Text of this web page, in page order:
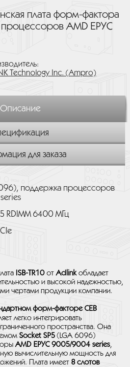
плата форм-фактора
AMD EPYC
Technology Inc. (Ampro)
Описание
для заказа
поддержка процессоров
RDIMM 6400 МГц
ISB-TR10 отAdlinkобладает
и высокой надежностью,
чертами продукции компании.
форм-факторе CEB
легко интегрировать
пространства. Она
Socket SP5 (LGA 6096)
AMD EPYC 9005/9004 series,
вычислительную мощность для
Плата имеет 8 слотов